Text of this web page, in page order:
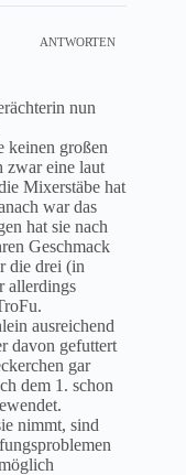
ANTWORTEN
nun
keinen großen
zwar eine laut
Mixerstäbe hat
war das
hat sie nach
Geschmack
die drei (in
allerdings
ausreichend
davon gefuttert
gar
dem 1. schon
nimmt, sind